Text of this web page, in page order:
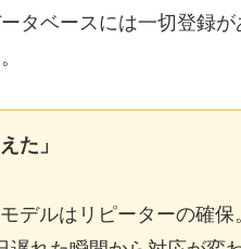
タベースには一切登録
た」
デルはリピーターの確保